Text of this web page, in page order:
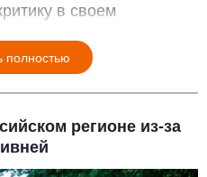
в своем
полностью
регионе из-за